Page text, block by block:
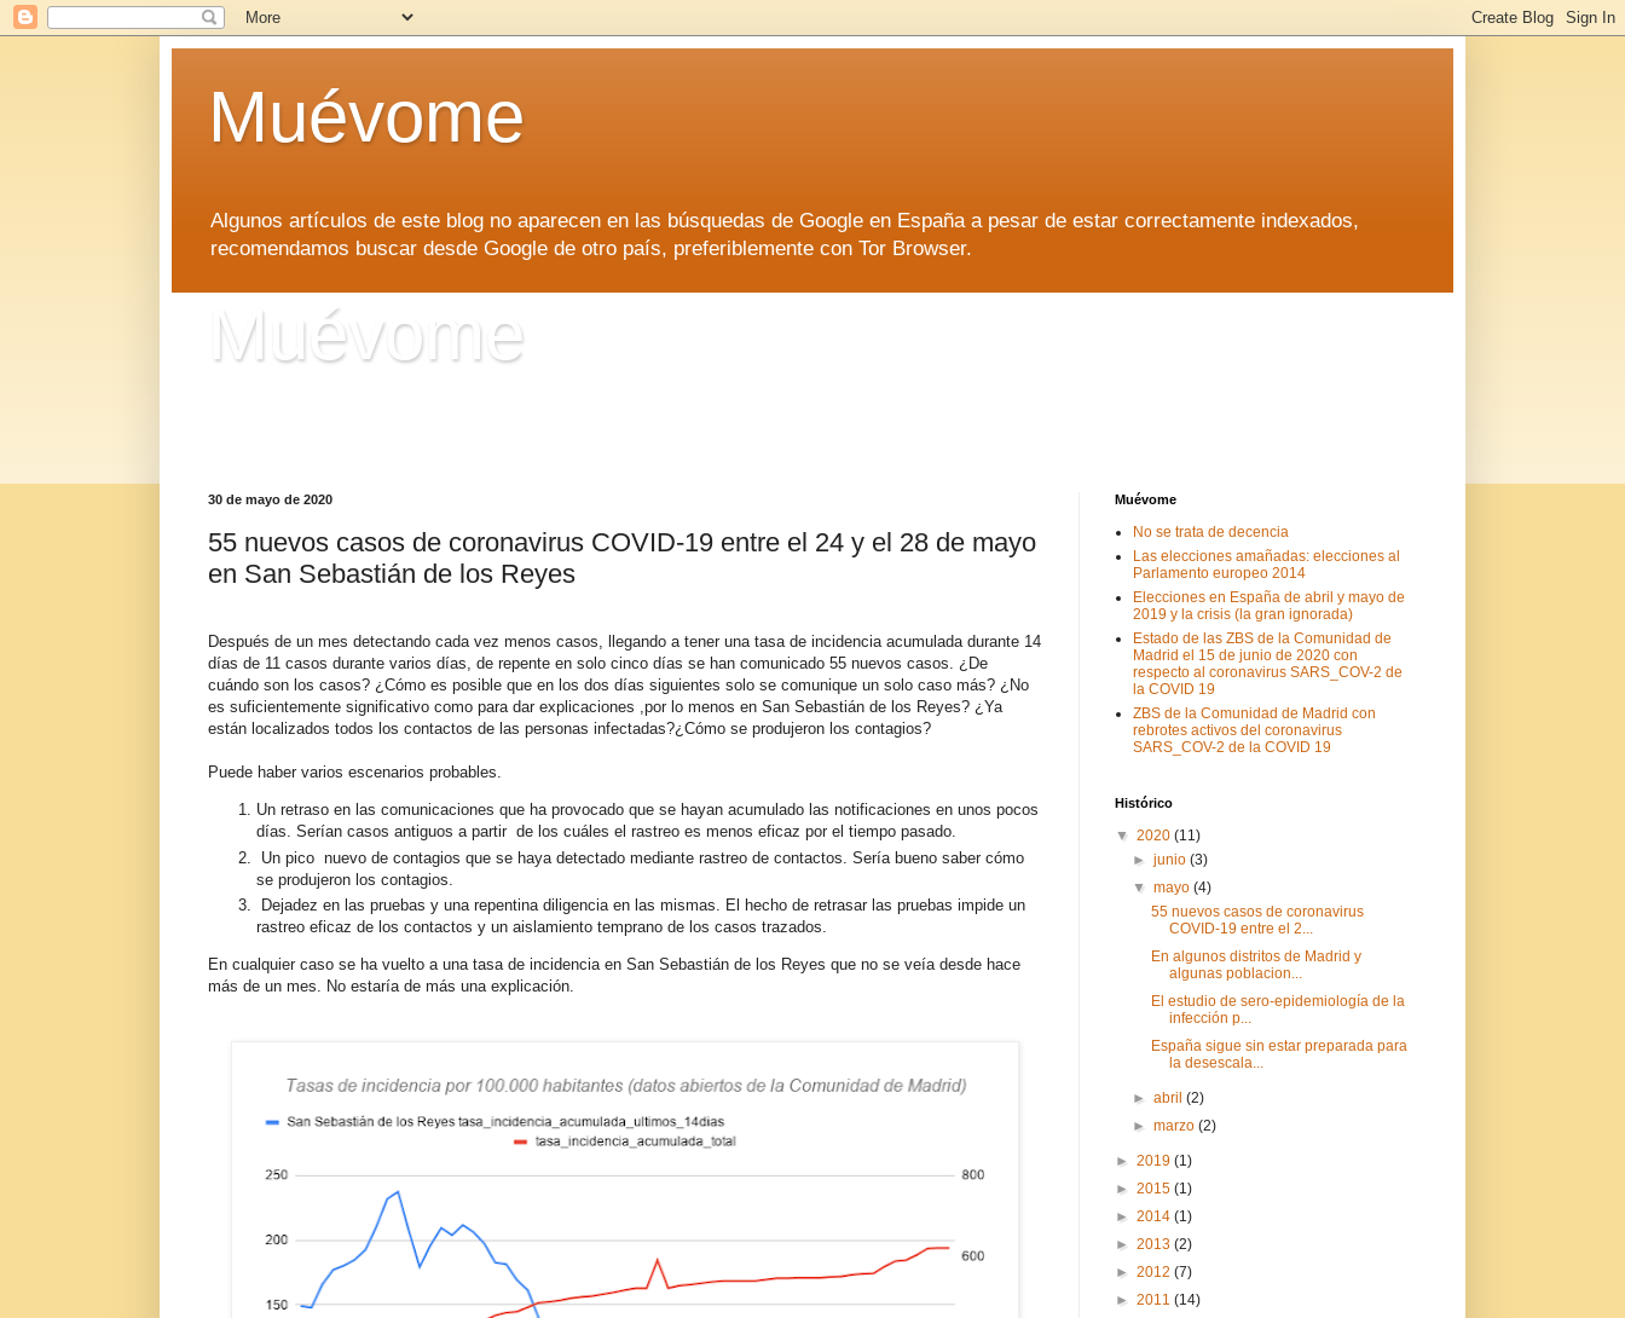
Muévome
Algunos artículos de este blog no aparecen en las búsquedas de Google en España a pesar de estar correctamente indexados,
recomendamos buscar desde Google de otro país, preferiblemente con Tor Browser.
Muévome
30 de mayo de 2020
55 nuevos casos de coronavirus COVID-19 entre el 24 y el 28 de mayo
en San Sebastián de los Reyes
Después de un mes detectando cada vez menos casos, llegando a tener una tasa de incidencia acumulada durante 14
días de 11 casos durante varios días, de repente en solo cinco días se han comunicado 55 nuevos casos. ¿De
cuándo son los casos? ¿Cómo es posible que en los dos días siguientes solo se comunique un solo caso más? ¿No
es suficientemente significativo como para dar explicaciones ,por lo menos en San Sebastián de los Reyes? ¿Ya
están localizados todos los contactos de las personas infectadas?¿Cómo se produjeron los contagios?
Puede haber varios escenarios probables.
Un retraso en las comunicaciones que ha provocado que se hayan acumulado las notificaciones en unos pocos
días. Serían casos antiguos a partir de los cuáles el rastreo es menos eficaz por el tiempo pasado.
Un pico nuevo de contagios que se haya detectado mediante rastreo de contactos. Sería bueno saber cómo
se produjeron los contagios.
Dejadez en las pruebas y una repentina diligencia en las mismas. El hecho de retrasar las pruebas impide un
rastreo eficaz de los contactos y un aislamiento temprano de los casos trazados.
En cualquier caso se ha vuelto a una tasa de incidencia en San Sebastián de los Reyes que no se veía desde hace
más de un mes. No estaría de más una explicación.
Muévome
No se trata de decencia
Las elecciones amañadas: elecciones al
Parlamento europeo 2014
Elecciones en España de abril y mayo de
2019 y la crisis (la gran ignorada)
Estado de las ZBS de la Comunidad de
Madrid el 15 de junio de 2020 con
respecto al coronavirus SARS_COV-2 de
la COVID 19
ZBS de la Comunidad de Madrid con
rebrotes activos del coronavirus
SARS_COV-2 de la COVID 19
Histórico
▼ 2020 (11)
►junio(3)
▼mayo(4)
55 nuevos casos de coronavirus
COVID-19 entre el 2...
En algunos distritos de Madrid y
algunas poblacion...
El estudio de sero-epidemiología de la
infección p...
España sigue sin estar preparada para
la desescala...
►abril(2)
►marzo(2)
► 2019 (1)
► 2015 (1)
► 2014 (1)
► 2013 (2)
► 2012 (7)
► 2011 (14)